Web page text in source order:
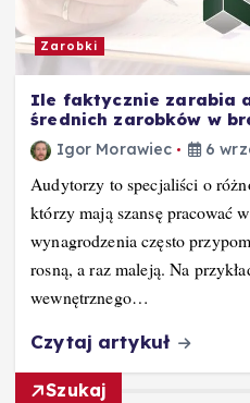
Zarobki
Ile faktycznie zarabia
średnich zarobków w
Igor Morawiec 6
Audytorzy to specjaliści o
którzy mają szansę pracować
wynagrodzenia często
rosną, a raz maleją. Na
wewnętrznego…
Czytaj artykuł
Szukaj